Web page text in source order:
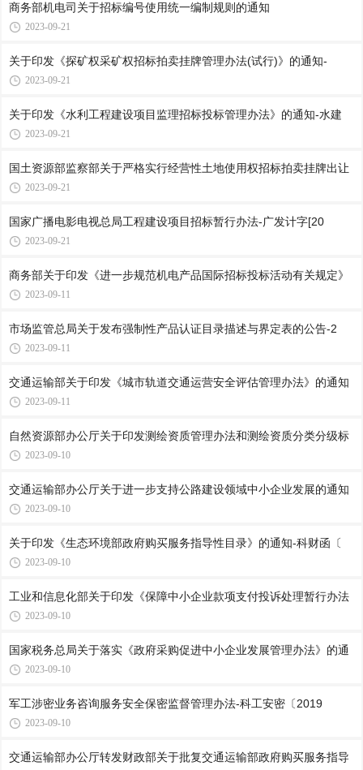
商务部机电司关于招标编号使用统一编制规则的通知
2023-09-21
关于印发《探矿权采矿权招标拍卖挂牌管理办法(试行)》的通知-
2023-09-21
关于印发《水利工程建设项目监理招标投标管理办法》的通知-水建
2023-09-21
国土资源部监察部关于严格实行经营性土地使用权招标拍卖挂牌出让
2023-09-21
国家广播电影电视总局工程建设项目招标暂行办法-广发计字[20
2023-09-21
商务部关于印发《进一步规范机电产品国际招标投标活动有关规定》
2023-09-11
市场监管总局关于发布强制性产品认证目录描述与界定表的公告-2
2023-09-11
交通运输部关于印发《城市轨道交通运营安全评估管理办法》的通知
2023-09-11
自然资源部办公厅关于印发测绘资质管理办法和测绘资质分类分级标
2023-09-10
交通运输部办公厅关于进一步支持公路建设领域中小企业发展的通知
2023-09-10
关于印发《生态环境部政府购买服务指导性目录》的通知-科财函〔
2023-09-10
工业和信息化部关于印发《保障中小企业款项支付投诉处理暂行办法
2023-09-10
国家税务总局关于落实《政府采购促进中小企业发展管理办法》的通
2023-09-10
军工涉密业务咨询服务安全保密监督管理办法-科工安密〔2019
2023-09-10
交通运输部办公厅转发财政部关于批复交通运输部政府购买服务指导